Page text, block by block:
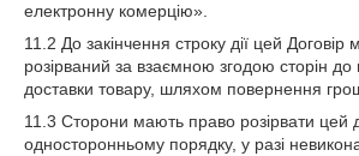
електронну комерцію».
11.2 До закінчення строку дії цей Договір
розірваний за взаємною згодою сторін
доставки товару, шляхом повернення
11.3 Сторони мають право розірвати цей
односторонньому порядку, у разі